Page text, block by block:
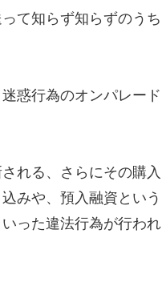
て知らず知らずのうち
惑行為のオンパレード
れる、さらにその購入
みや、預入融資という
った違法行為が行われ